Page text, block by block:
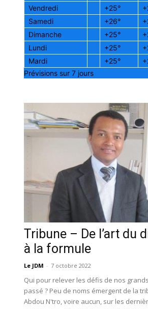
Vendredi
+25° +
Samedi
+26° +
Dimanche
+25° +
Lundi
+25° +
Mardi
+25° +
Prévisions sur 7 jours
Tribune – De l’art du
à la formule
Le JDM - 7 octobre 2022
Qui pour relever les défis de nos
passé ? Peu de noms émergent de la
Abdou N'tro, voire aucun, sur les